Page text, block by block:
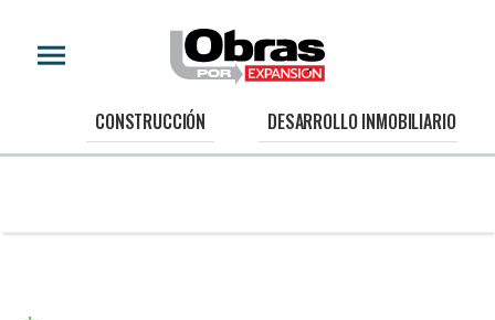
CONSTRUCCIÓN DESARROLLO INMOBILIARIO